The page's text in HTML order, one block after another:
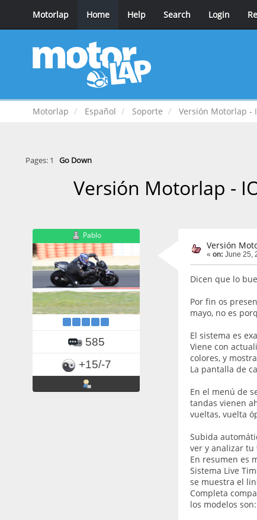
Motorlap Home Help Search Login
Motorlap Español Soporte Versión Motorlap -
Pages: 1 Go Down
Versión Motorlap -
Pablo
585
+15/-7
Versión
« on: June 25,
Dicen que lo
Por fin os
mayo, no es
El sistema es
Viene con
colores, y
La pantalla de
En el menú de
tandas vienen
vueltas, vuelta
Subida
ver y analizar tu
En resumen es
Sistema Live
se muestra el
Completa
los modelos